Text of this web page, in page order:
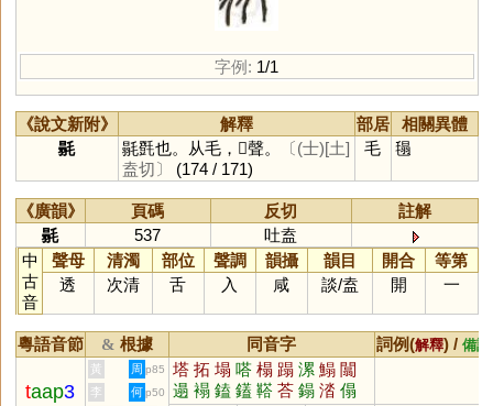
字例: 1/1
《說文新附》 解釋 部居
相關異體
毾
毾㲪也。从毛，𦐇聲。
〔(士)[土]
盍切〕
(174 / 171)
毛 㲩
《廣韻》 頁碼 反切
註解
毾
537
吐盍
中
古
音
聲母 清濁 部位 聲調 韻攝 韻目 開合
等第
透
次清 舌 入 咸 談/盍 開 一
粵語音節 & 根據 同音字 詞例(解釋) / 備註
taap3
黃 周 p85 塔 拓 塌 嗒 榻 蹋 漯 鰨 闒
遢 褟 鎑 鑉 鞳 荅 鎉 涾 傝
李 何 p50